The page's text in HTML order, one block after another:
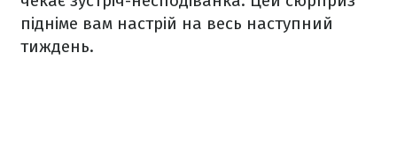
підніме вам настрій на весь наступний
тиждень.